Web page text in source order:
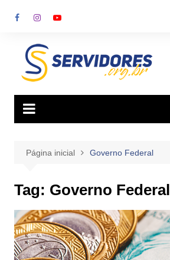
para
conteúdo
Página inicial Governo Federal
Tag: Governo Federal